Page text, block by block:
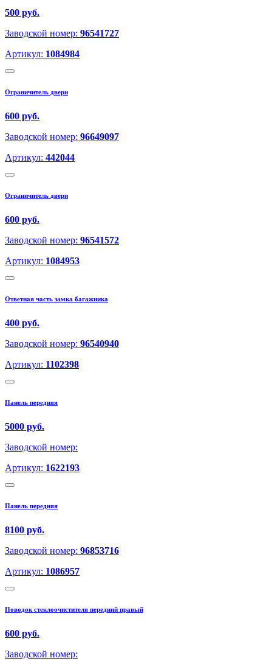
500 руб.
Заводской номер: 96541727
Артикул: 1084984
Ограничитель двери
600 руб.
Заводской номер: 96649097
Артикул: 442044
Ограничитель двери
600 руб.
Заводской номер: 96541572
Артикул: 1084953
Ответная часть замка багажника
400 руб.
Заводской номер: 96540940
Артикул: 1102398
Панель передняя
5000 руб.
Заводской номер:
Артикул: 1622193
Панель передняя
8100 руб.
Заводской номер: 96853716
Артикул: 1086957
Поводок стеклоочистителя передний правый
600 руб.
Заводской номер: